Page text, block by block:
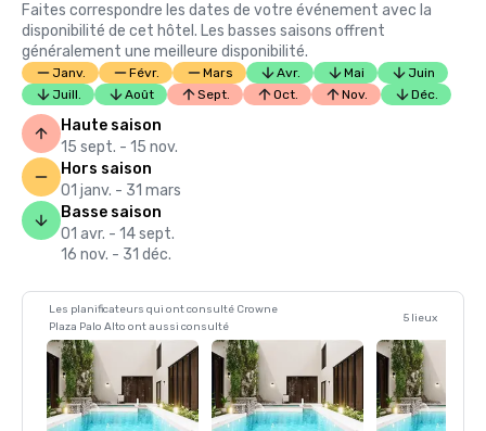
Faites correspondre les dates de votre événement avec la
disponibilité de cet hôtel. Les basses saisons offrent
généralement une meilleure disponibilité.
Janv. Févr. Mars Avr. Mai
Juin
Juill.
Août Sept. Oct. Nov. Déc.
Haute saison
15 sept. - 15 nov.
Hors saison
01 janv. - 31 mars
Basse saison
01 avr. - 14 sept.
16 nov. - 31 déc.
Les planificateurs qui ont consulté Crowne
Plaza Palo Alto ont aussi consulté
5 lieux